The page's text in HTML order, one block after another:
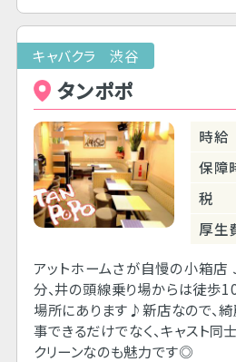
キャバクラ 渋谷
タンポポ
時給
保障
税
厚生
アットホームさが自慢の小箱
分、井の頭線乗り場からは徒歩
場所にあります♪​ 新店なので、
事できるだけでなく、キャスト同
クリーンなのも魅力です◎